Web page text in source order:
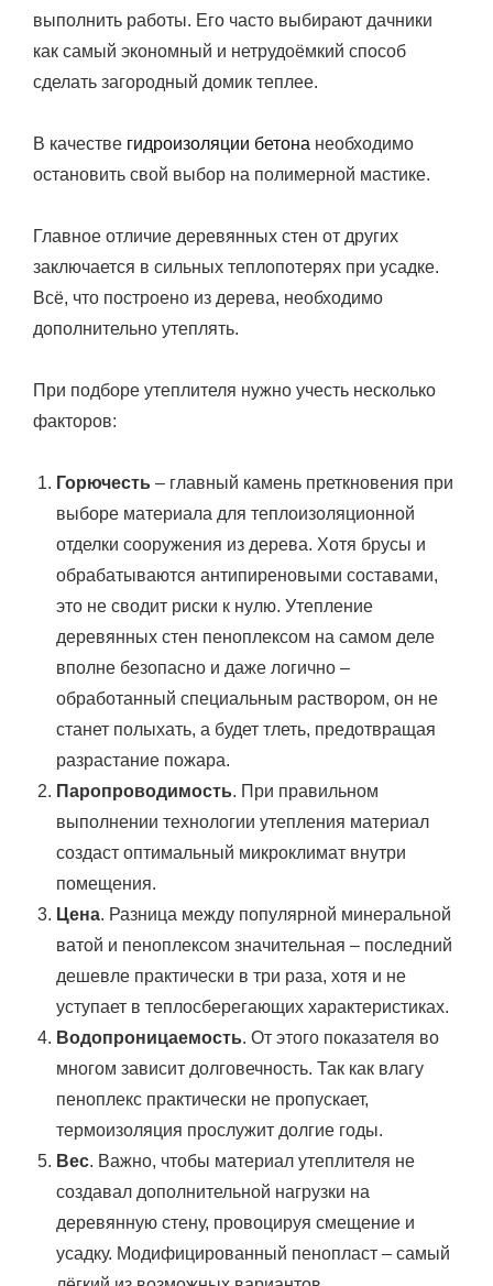
выполнить работы. Его часто выбирают дачники
как самый экономный и нетрудоёмкий способ
сделать загородный домик теплее.
В качестве гидроизоляции бетона необходимо
остановить свой выбор на полимерной мастике.
Главное отличие деревянных стен от других
заключается в сильных теплопотерях при усадке.
Всё, что построено из дерева, необходимо
дополнительно утеплять.
При подборе утеплителя нужно учесть несколько
факторов:
Горючесть – главный камень преткновения при
выборе материала для теплоизоляционной
отделки сооружения из дерева. Хотя брусы и
обрабатываются антипиреновыми составами,
это не сводит риски к нулю. Утепление
деревянных стен пеноплексом на самом деле
вполне безопасно и даже логично –
обработанный специальным раствором, он не
станет полыхать, а будет тлеть, предотвращая
разрастание пожара.
Паропроводимость. При правильном
выполнении технологии утепления материал
создаст оптимальный микроклимат внутри
помещения.
Цена. Разница между популярной минеральной
ватой и пеноплексом значительная – последний
дешевле практически в три раза, хотя и не
уступает в теплосберегающих характеристиках.
Водопроницаемость. От этого показателя во
многом зависит долговечность. Так как влагу
пеноплекс практически не пропускает,
термоизоляция прослужит долгие годы.
Вес. Важно, чтобы материал утеплителя не
создавал дополнительной нагрузки на
деревянную стену, провоцируя смещение и
усадку. Модифицированный пенопласт – самый